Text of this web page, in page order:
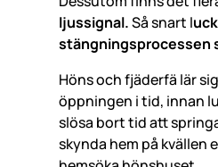
ljussignal.Så snart l
stängningsprocessen
Höns och fjäderfä lär
öppningen i tid, innan
slösa bort tid att
skynda hem på kvällen